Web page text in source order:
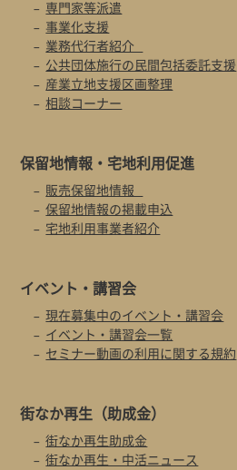
専門家等派遣
事業化支援
業務代行者紹介
公共団体施行の民間包括委託支援
産業立地支援区画整理
相談コーナー
保留地情報・ 宅地利用促進
販売保留地情報
保留地情報の掲載申込
宅地利用事業者紹介
イベント・講習会
現在募集中のイベント・講習会
イベント・講習会一覧
セミナー動画の利用に関する規約
街なか再生 （助成金）
街なか再生助成金
街なか再生・中活ニュース